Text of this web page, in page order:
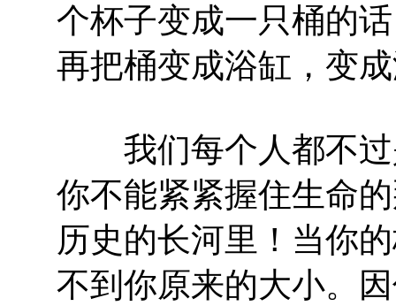
个杯子变成一只桶的
再把桶变成浴缸，变
我们每个人都不过
你不能紧紧握住生命
历史的长河里！当你
不到你原来的大小。